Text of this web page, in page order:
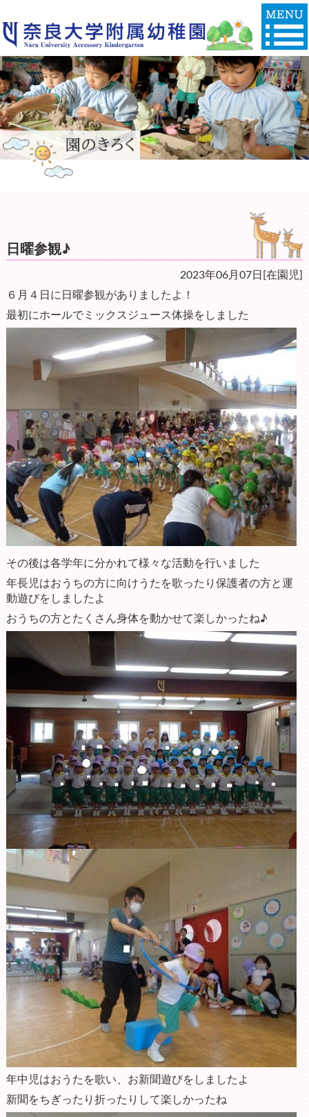
日曜参観♪
2023年06月07日[在園児]
６月４日に日曜参観がありましたよ！
最初にホールでミックスジュース体操をしました
その後は各学年に分かれて様々な活動を行いました
年長児はおうちの方に向けうたを歌ったり保護者の方と運
動遊びをしましたよ
おうちの方とたくさん身体を動かせて楽しかったね♪
年中児はおうたを歌い、お新聞遊びをしましたよ
新聞をちぎったり折ったりして楽しかったね